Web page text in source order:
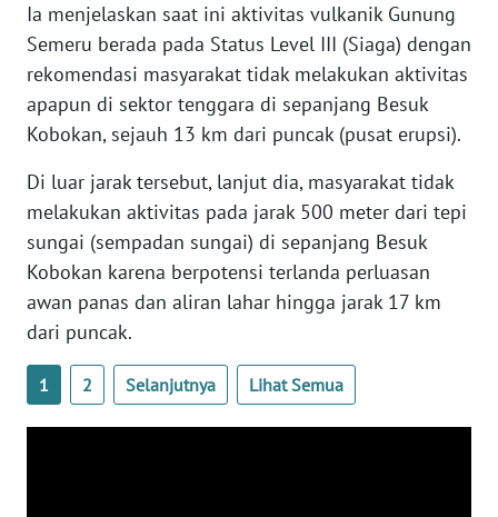
Ia menjelaskan saat ini aktivitas vulkanik Gunung
Semeru berada pada Status Level III (Siaga) dengan
rekomendasi masyarakat tidak melakukan aktivitas
apapun di sektor tenggara di sepanjang Besuk
Kobokan, sejauh 13 km dari puncak (pusat erupsi).
Di luar jarak tersebut, lanjut dia, masyarakat tidak
melakukan aktivitas pada jarak 500 meter dari tepi
sungai (sempadan sungai) di sepanjang Besuk
Kobokan karena berpotensi terlanda perluasan
awan panas dan aliran lahar hingga jarak 17 km
dari puncak.
1 2 Selanjutnya Lihat Semua
SULTRA
WN
WN
SULTENG
WN
SULBAR
BABEL